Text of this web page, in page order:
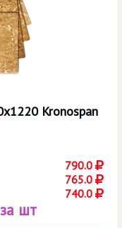
Kronospan
790.0
765.0
740.0
шт